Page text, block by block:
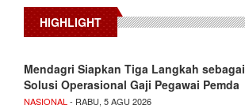
HIGHLIGHT
Mendagri Siapkan Tiga Langkah sebagai
Solusi Operasional Gaji Pegawai Pemda
NASIONAL - RABU, 5 AGU 2026